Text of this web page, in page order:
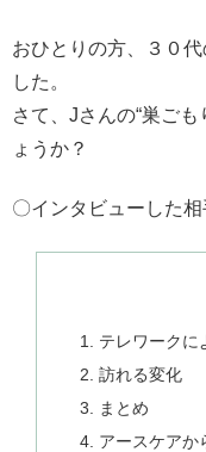
おひとりの方、３０
した。
さて、Jさんの“巣ご
ょうか？
〇インタビューした相
テレワークに
訪れる変化
まとめ
アースケアか